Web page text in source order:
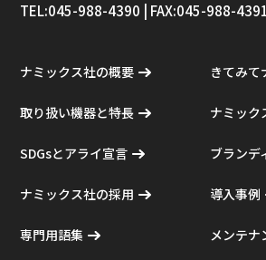
TEL:045-988-4390 | FAX:045-988-4391
ナミックス社の概要 きてみて
取り扱い機器と特長 ナミック
SDGsとアライ宣言 ブランデ
ナミックス社の採用 導入事例
専門用語集 メンテナ